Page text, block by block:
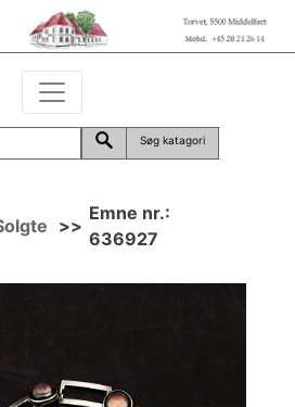
Søg katagori
>>
Emne nr.:
636927